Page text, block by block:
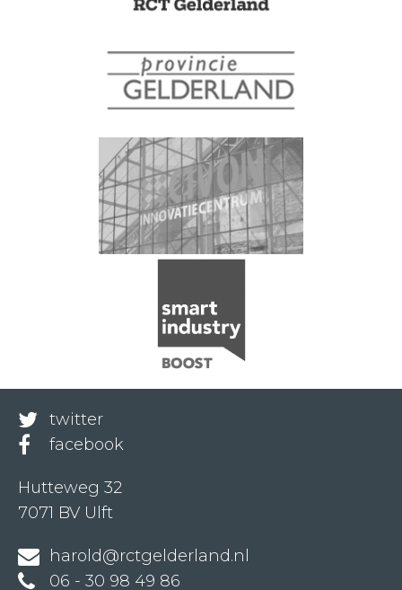
twitter
facebook
Hutteweg 32
7071 BV Ulft
harold@rctgelderland.nl
06 - 30 98 49 86